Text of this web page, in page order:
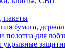
бумага,
полотна для
укрывные